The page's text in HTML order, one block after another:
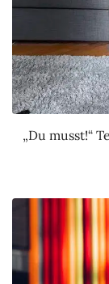
„Du musst!“